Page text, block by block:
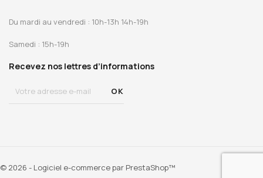
Du mardi au vendredi : 10h-13h 14h-19h
Samedi : 15h-19h
Recevez nos lettres d’informations
© 2026 - Logiciel e-commerce par PrestaShop™